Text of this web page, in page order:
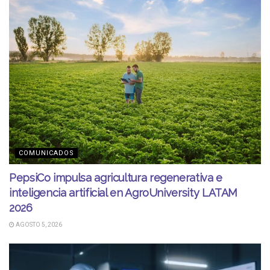
COMUNICADOS
PepsiCo impulsa agricultura regenerativa e
inteligencia artificial en AgroUniversity LATAM
2026
AGOSTO 5, 2026